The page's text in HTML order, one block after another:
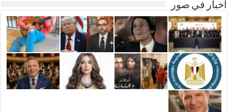
اخبار في صور